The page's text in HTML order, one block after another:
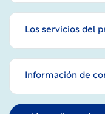
Los servicios del
Información de